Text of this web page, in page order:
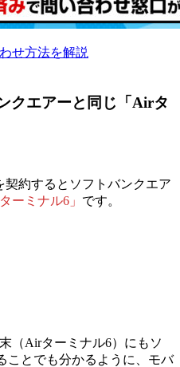
せ方法を解説
クエアーと同じ「Airタ
契約するとソフトバンクエア
ーミナル6」 です。
（Airターミナル6）にもソ
ことでも分かるように、モバ